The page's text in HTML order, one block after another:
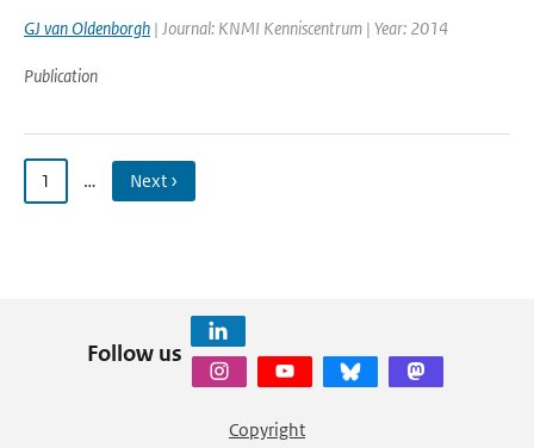
GJ van Oldenborgh | Journal: KNMI Kenniscentrum | Year: 2014
Publication
1 … Next ›
Follow us
Copyright